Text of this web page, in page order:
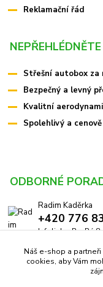
Reklamační řád
NEPŘEHLÉDNĚTE
Střešní autobox za
Bezpečný a levný
Kvalitní
Spolehlivý a
ODBORNÉ
Radim Kaděrka
+420 776
Infolinka: Po-Pá
info@pricniky.cz
Náš e-shop a
cookies, aby Vám